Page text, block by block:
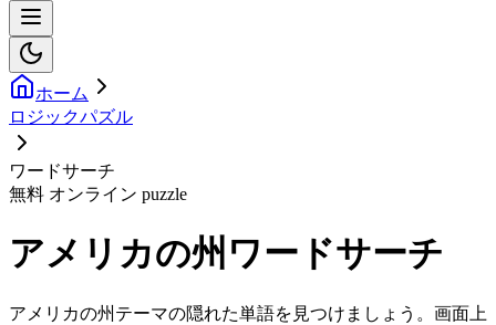
ホーム
ロジックパズル
ワードサーチ
無料 オンライン puzzle
アメリカの州ワードサーチ
アメリカの州テーマの隠れた単語を見つけましょう。画面上